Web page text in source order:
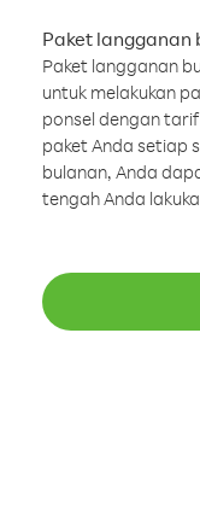
Paket langganan
Paket langganan
untuk melakukan
ponsel dengan
paket Anda setiap
bulanan, Anda
tengah Anda